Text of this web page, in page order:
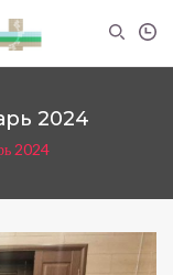
2024
2024